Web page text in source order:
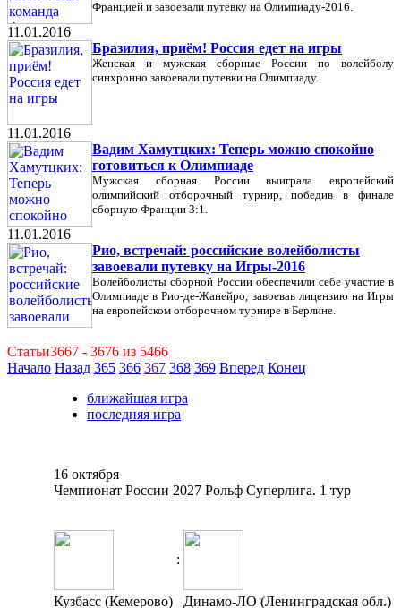
Францией и завоевали путёвку на Олимпиаду-2016.
11.01.2016
Бразилия, приём! Россия едет на игры
Женская и мужская сборные России по волейболу
синхронно завоевали путевки на Олимпиаду.
11.01.2016
Вадим Хамутцких: Теперь можно спокойно
готовиться к Олимпиаде
Мужская сборная России выиграла европейский
олимпийский отборочный турнир, победив в финале
сборную Франции 3:1.
11.01.2016
Рио, встречай: российские волейболисты
завоевали путевку на Игры-2016
Волейболисты сборной России обеспечили себе участие в
Олимпиаде в Рио-де-Жанейро, завоевав лицензию на Игры
на европейском отборочном турнире в Берлине.
Статьи3667 - 3676 из 5466
Начало Назад 365 366 367 368 369 Вперед Конец
ближайшая игра
последняя игра
16 октября
Чемпионат России 2027 Рольф Суперлига. 1 тур
:
Кузбасс (Кемерово) Динамо-ЛО (Ленинградская обл.)